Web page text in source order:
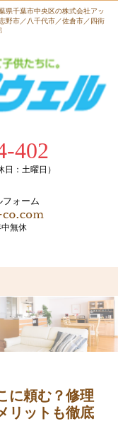
県千葉市中央区の株式会社アッ
野市／八千代市／佐倉市／四街
402
日：土曜日）
フォーム
無休
事業内容
施工実績
に頼む？修理
リットも徹底